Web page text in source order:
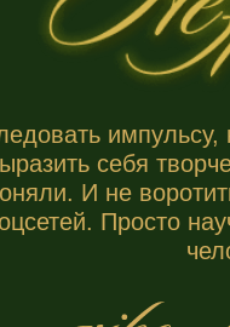
себя
И не
Просто